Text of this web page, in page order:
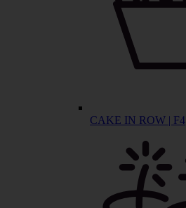
CAKE IN ROW | F4